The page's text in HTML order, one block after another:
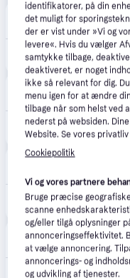
Fotohuset
Fri fragt,1-2
Canon EOS 2000D +
Merlin 4.7
Fri fragt,1-2
Canon EOS 2000D 18-
happii.dk
Canon EOS 2000D 18-
Ultrashop
39 kr. fragt ,1-2
identifikatorer, på din
det muligt for
der er vist under »Vi og
levere«. Hvis du vælger
samtykke tilbage,
deaktiveret, er noget
ikke så relevant for dig.
menu igen for at ændre
tilbage når som helst ved
nederst på websiden.
Website. Se vores
Cookiepolitik
Vi og vores partnere
Bruge præcise
scanne
og/eller tilgå oplysninger
annonceringseffektivitet.
at vælge annoncering.
annoncerings- og
og udvikling af tjenester.